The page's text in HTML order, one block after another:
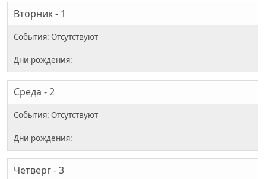
Вторник - 1
Среда - 2
Четверг - 3